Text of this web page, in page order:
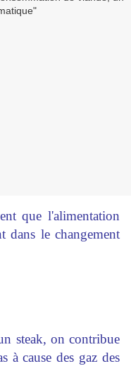
que l'alimentation
le changement
steak, on contribue
à cause des gaz des